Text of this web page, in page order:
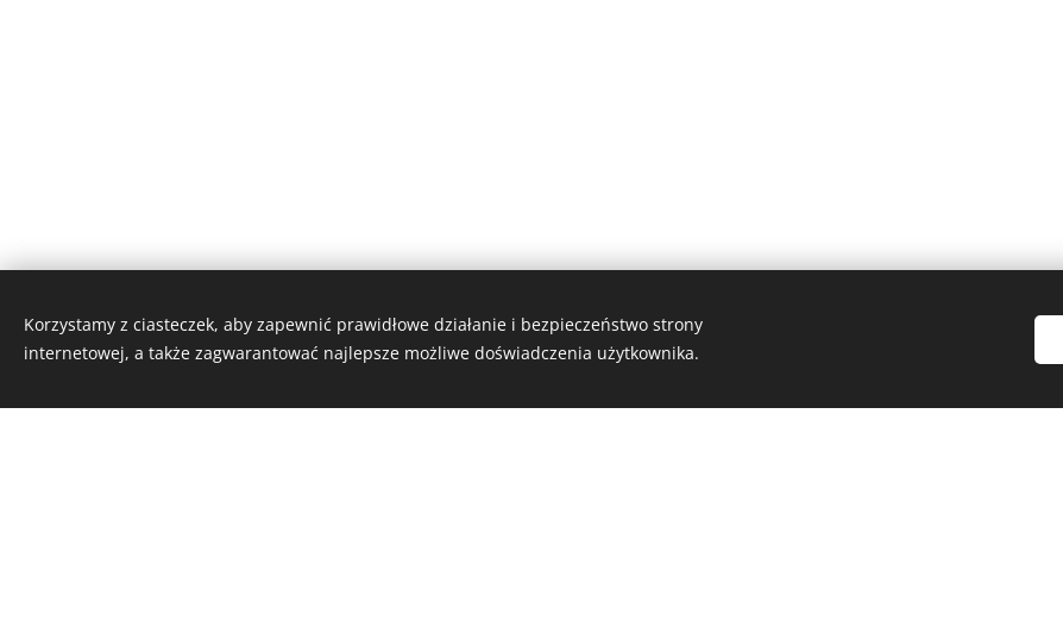
Korzystamy z ciasteczek, aby zapewnić prawidłowe działanie i bezpieczeństwo strony
internetowej, a także zagwarantować najlepsze możliwe doświadczenia użytkownika.